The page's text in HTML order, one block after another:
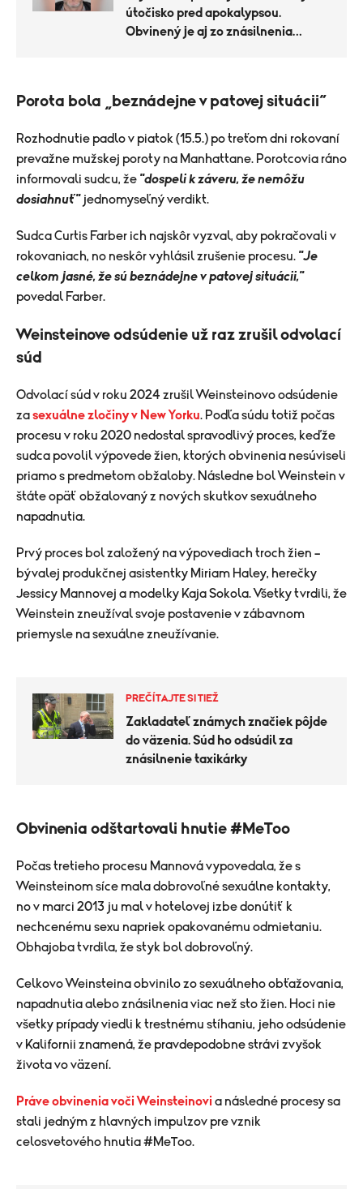
útočisko pred apokalypsou.
Obvinený je aj zo znásilnenia
Porota bola „beznádejne v patovej situácii“
Rozhodnutie padlo v piatok (15.5.) po treťom dni rokovaní
prevažne mužskej poroty na Manhattane. Porotcovia ráno
informovali sudcu, že "dospeli k záveru, že nemôžu
dosiahnuť"jednomyseľný verdikt.
Sudca Curtis Farber ich najskôr vyzval, aby pokračovali v
rokovaniach, no neskôr vyhlásil zrušenie procesu. "Je
celkom jasné, že sú beznádejne v patovej situácii,"
povedal Farber.
Weinsteinove odsúdenie už raz zrušil odvolací
súd
Odvolací súd v roku 2024 zrušil Weinsteinovo odsúdenie
zasexuálne zločiny v New Yorku. Podľa súdu totiž počas
procesu v roku 2020 nedostal spravodlivý proces, keďže
sudca povolil výpovede žien, ktorých obvinenia nesúviseli
priamo s predmetom obžaloby. Následne bol Weinstein v
štáte opäť obžalovaný z nových skutkov sexuálneho
napadnutia.
Prvý proces bol založený na výpovediach troch žien –
bývalej produkčnej asistentky Miriam Haley, herečky
Jessicy Mannovej a modelky Kaja Sokola. Všetky tvrdili, že
Weinstein zneužíval svoje postavenie v zábavnom
priemysle na sexuálne zneužívanie.
PREČÍTAJTE SI TIEŽ
Zakladateľ známych značiek pôjde
do väzenia. Súd ho odsúdil za
znásilnenie taxikárky
Obvinenia odštartovali hnutie #MeToo
Počas tretieho procesu Mannová vypovedala, že s
Weinsteinom síce mala dobrovoľné sexuálne kontakty,
no v marci 2013 ju mal v hotelovej izbe donútiť k
nechcenému sexu napriek opakovanému odmietaniu.
Obhajoba tvrdila, že styk bol dobrovoľný.
Celkovo Weinsteina obvinilo zo sexuálneho obťažovania,
napadnutia alebo znásilnenia viac než sto žien. Hoci nie
všetky prípady viedli k trestnému stíhaniu, jeho odsúdenie
v Kalifornii znamená, že pravdepodobne strávi zvyšok
života vo väzení.
Práve obvinenia voči Weinsteinovi a následné procesy sa
stali jedným z hlavných impulzov pre vznik
celosvetového hnutia #MeToo.